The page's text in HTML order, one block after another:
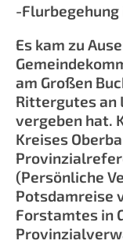
-
Es kam zu
am Großen
Rittergutes an
vergeben hat.
Kreises
(Persönliche
Potsdamreise
Forstamtes in